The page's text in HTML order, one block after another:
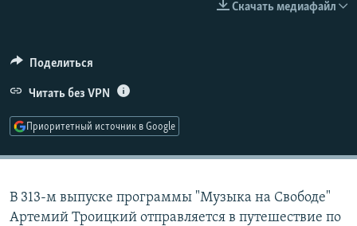
Скачать медиафайл
Поделиться
Читать без VPN
Приоритетный источник в Google
В 313-м выпуске программы "Музыка на Свободе"
Артемий Троицкий отправляется в путешествие по